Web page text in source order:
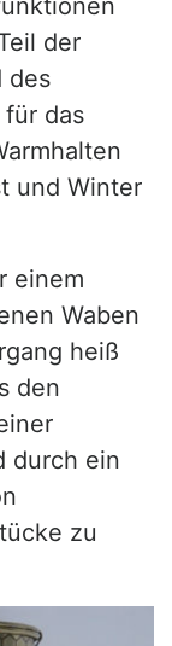
der
des
für das
und Winter
einem
Waben
heiß
den
durch ein
zu